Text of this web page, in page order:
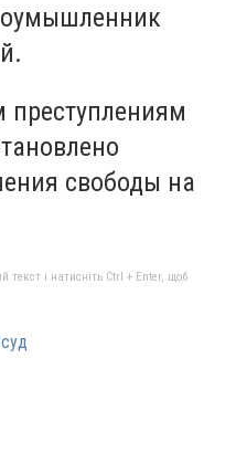
свободы на
текст і натисніть Ctrl + Enter, щоб